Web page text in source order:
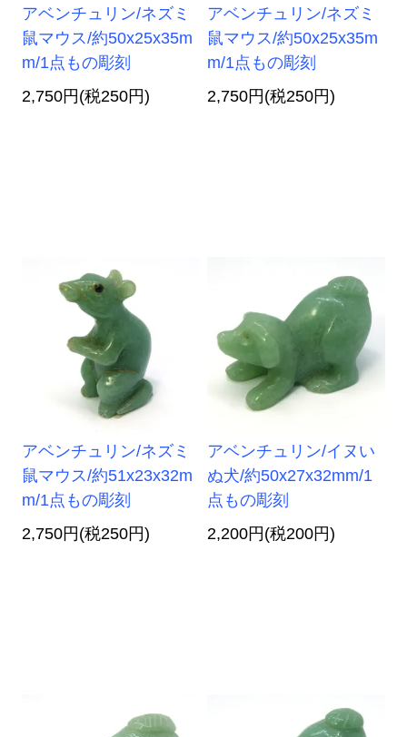
アベンチュリン/ネズミ
鼠マウス/約50x25x35m
m/1点もの彫刻
2,750円(税250円)
アベンチュリン/ネズミ
鼠マウス/約50x25x35m
m/1点もの彫刻
2,750円(税250円)
アベンチュリン/ネズミ
鼠マウス/約51x23x32m
m/1点もの彫刻
2,750円(税250円)
アベンチュリン/イヌい
ぬ犬/約50x27x32mm/1
点もの彫刻
2,200円(税200円)